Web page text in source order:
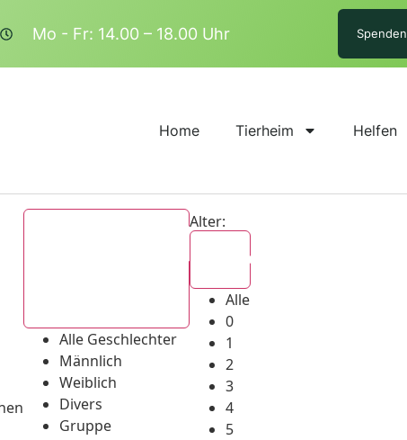
Mo - Fr: 14.00 – 18.00 Uhr Spenden
Home Tierheim Helfen
Alle Geschlechter
Männlich
Weiblich
Divers
Gruppe
Alter:
Alle
0
1
2
3
4
5